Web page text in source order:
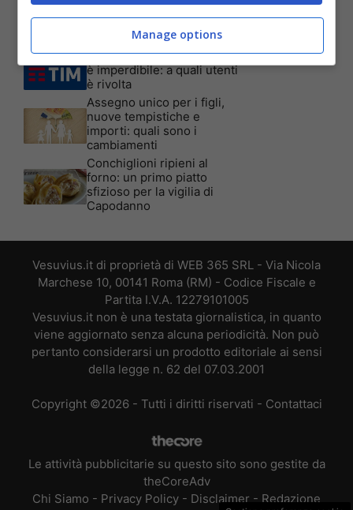
Batterie al sale marino: 4
volte la capacità di quelle al
Tim, la nuova promozione
è imperdibile: a quali utenti
è rivolta
Assegno unico per i figli,
nuove tempistiche e
importi: quali sono i
cambiamenti
Conchiglioni ripieni al
forno: un primo piatto
sfizioso per la vigilia di
Capodanno
Vesuvius.it di proprietà di WEB 365 SRL - Via Nicola
Marchese 10, 00141 Roma (RM) - Codice Fiscale e
Partita I.V.A. 12279101005
Vesuvius.it non è una testata giornalistica, in quanto
viene aggiornato senza alcuna periodicità. Non può
pertanto considerarsi un prodotto editoriale ai sensi
della legge n. 62 del 07.03.2001
Copyright ©2026 - Tutti i diritti riservati - Contattaci
Le attività pubblicitarie su questo sito sono gestite da
theCoreAdv
Chi Siamo - Privacy Policy - Disclaimer - Redazione
Manage options